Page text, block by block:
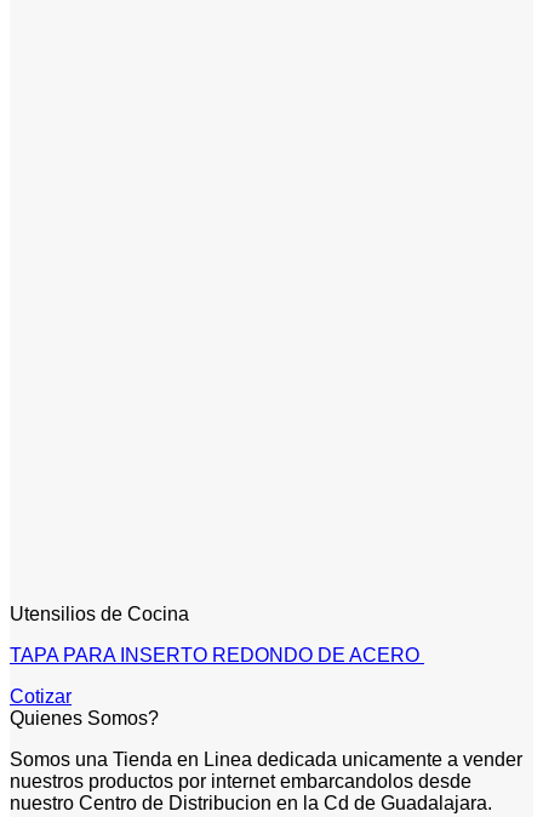
Utensilios de Cocina
TAPA PARA INSERTO REDONDO DE ACERO
Cotizar
Quienes Somos?
Somos una Tienda en Linea dedicada unicamente a vender
nuestros productos por internet embarcandolos desde
nuestro Centro de Distribucion en la Cd de Guadalajara.